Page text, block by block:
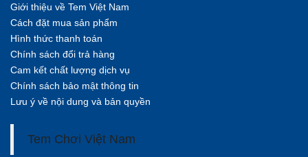
Giới thiệu về Tem Việt Nam
Cách đặt mua sản phẩm
Hình thức thanh toán
Chính sách đổi trả hàng
Cam kết chất lượng dịch vụ
Chính sách bảo mật thông tin
Lưu ý về nội dung và bản quyền
Tem Chơi Việt Nam